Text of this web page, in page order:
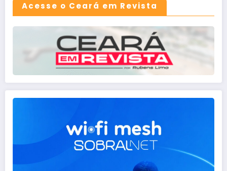
Acesse o Ceará em Revista